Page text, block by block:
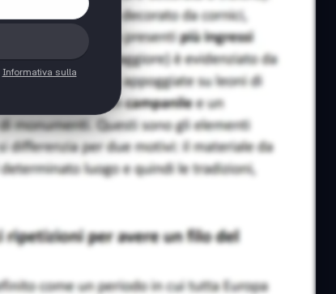
Informativa sulla